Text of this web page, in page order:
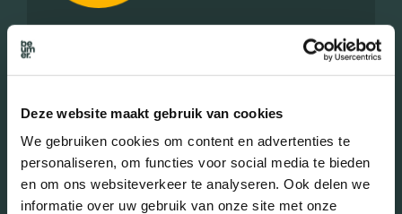
Deze website maakt gebruik van cookies
We gebruiken cookies om content en advertenties te
personaliseren, om functies voor social media te bieden
en om ons websiteverkeer te analyseren. Ook delen we
informatie over uw gebruik van onze site met onze
Leeftijd in wijk
15 - 25 jaar (0.00%)
25 - 45 jaar (72.73%)
45 - 65 jaar (9.09%)
65+ jaar (0.00%)